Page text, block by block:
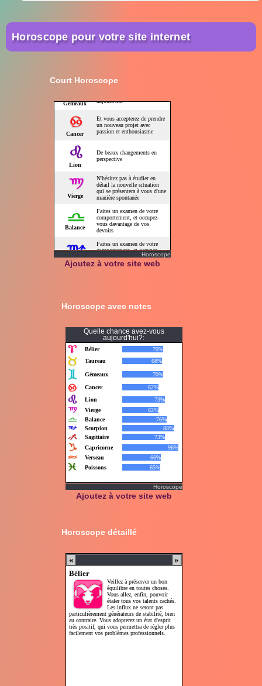
Horoscope pour votre site internet
Court Horoscope
Horoscope
Ajoutez à votre site web
Horoscope avec notes
Quelle chance avez-vous
aujourd'hui?:
Horoscope
Ajoutez à votre site web
Horoscope détaillé